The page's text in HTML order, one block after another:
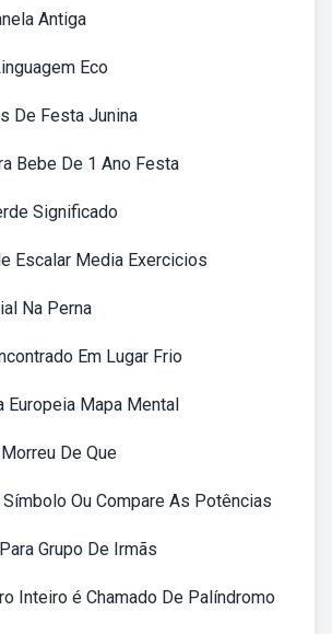
Antiga
Eco
De Festa Junina
Bebe De 1 Ano Festa
Significado
Escalar Media Exercicios
Na Perna
Em Lugar Frio
Europeia Mapa Mental
De Que
Símbolo Ou Compare As Potências
Grupo De Irmãs
Inteiro é Chamado De Palíndromo